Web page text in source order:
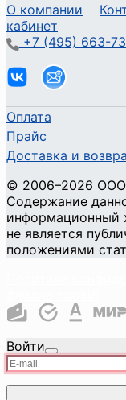
О компании
кабинет
+7 (495) 663-
Оплата
Прайс
Доставка и
© 2006–2026 ООО
Содержание
информационный
не является
положениями
Войти